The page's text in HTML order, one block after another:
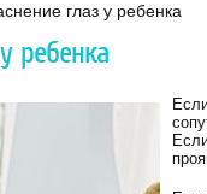
глаз у ребенка
ребенка